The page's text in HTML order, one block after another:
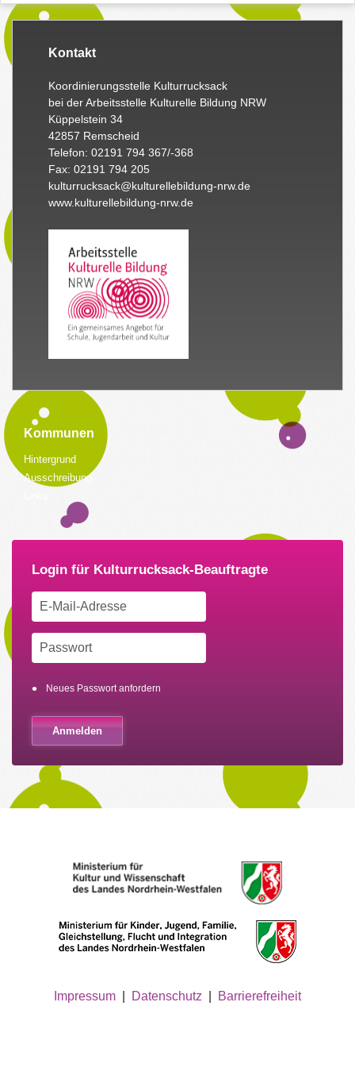
Kontakt
Koordinierungsstelle Kulturrucksack
bei der Arbeitsstelle Kulturelle Bildung NRW
Küppelstein 34
42857 Remscheid
Telefon: 02191 794 367/-368
Fax: 02191 794 205
kulturrucksack@kulturellebildung-nrw.de
www.kulturellebildung-nrw.de
Kommunen
Hintergrund
Ausschreibung
Neues Passwort anfordern
Impressum Datenschutz Barrierefreiheit